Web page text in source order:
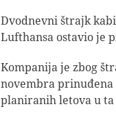
Dvodnevni štrajk
Lufthansa ostavio je
Kompanija je zbog
novembra prinuđena
planiranih letova u ta